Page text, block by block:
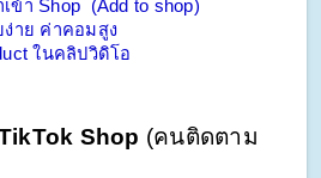
ข้า Shop  (Add to shop)
าย ค่าคอมสูง
ในคลิปวิดิโอ
Shop (คนติดตาม